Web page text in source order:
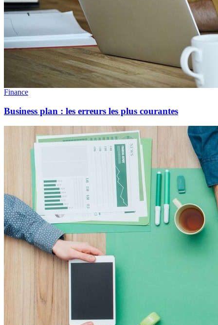
Finance
Business plan : les erreurs les plus courantes